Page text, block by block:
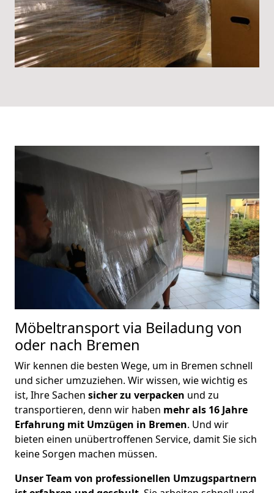
Möbeltransport via Beiladung von
oder nach Bremen
Wir kennen die besten Wege, um in Bremen schnell
und sicher umzuziehen. Wir wissen, wie wichtig es
ist, Ihre Sachen sicher zu verpacken und zu
transportieren, denn wir haben mehr als 16 Jahre
Erfahrung mit Umzügen in Bremen. Und wir
bieten einen unübertroffenen Service, damit Sie sich
keine Sorgen machen müssen.
Unser Team von professionellen Umzugspartnern